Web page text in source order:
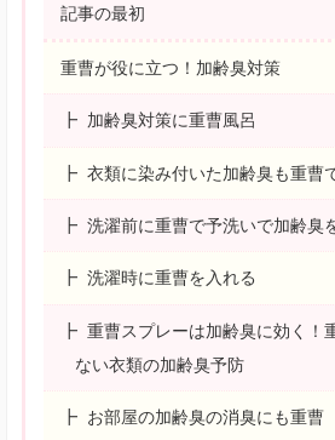
記事の最初
重曹が役に立つ！加齢臭対策
加齢臭対策に重曹風呂
衣類に染み付いた加齢臭も重曹
洗濯前に重曹で予洗いで加齢臭
洗濯時に重曹を入れる
重曹スプレーは加齢臭に効く！
ない衣類の加齢臭予防
お部屋の加齢臭の消臭にも重曹